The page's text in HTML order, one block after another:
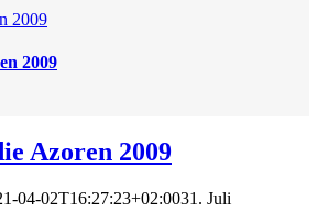
2009
2009
Azoren 2009
04-02T16:27:23+02:0031. Juli